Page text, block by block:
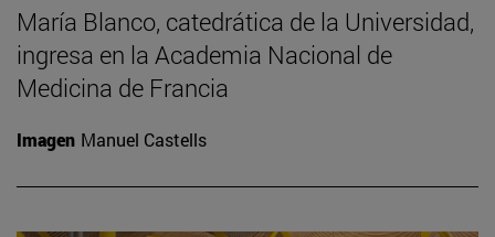
María Blanco, catedrática de la Universidad,
ingresa en la Academia Nacional de
Medicina de Francia
Imagen Manuel Castells